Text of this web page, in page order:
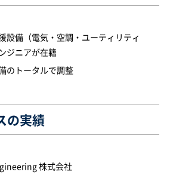
設備（電気・空調・ユーティリティ
ジニアが在籍
のトータルで調整
の実績
株式会社